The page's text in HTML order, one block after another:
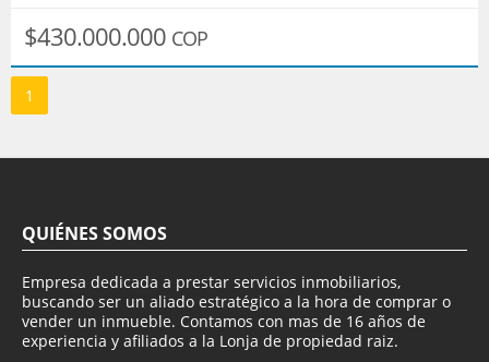
$430.000.000 COP
1
QUIÉNES SOMOS
Empresa dedicada a prestar servicios inmobiliarios,
buscando ser un aliado estratégico a la hora de comprar o
vender un inmueble. Contamos con mas de 16 años de
experiencia y afiliados a la Lonja de propiedad raiz.